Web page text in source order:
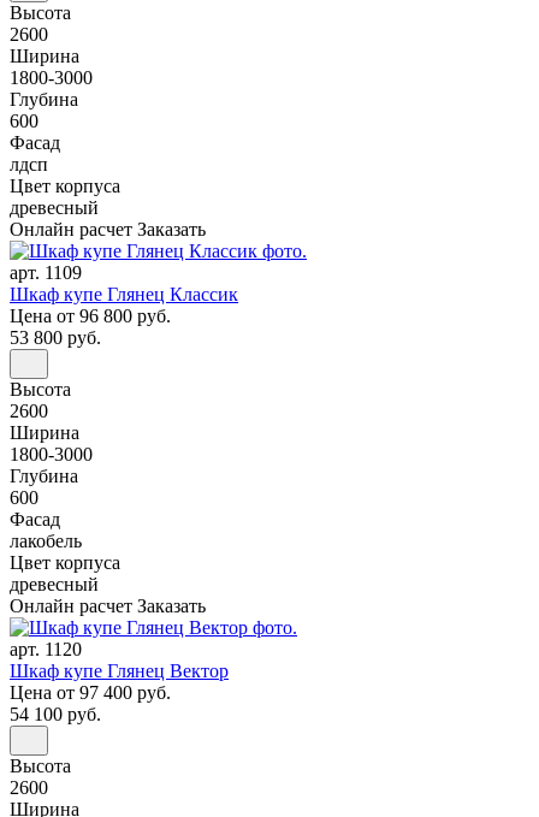
Высота
2600
Ширина
1800-3000
Глубина
600
Фасад
лдсп
Цвет корпуса
древесный
Онлайн расчет Заказать
арт. 1109
Шкаф купе Глянец Классик
Цена от 96 800 руб.
53 800 руб.
Высота
2600
Ширина
1800-3000
Глубина
600
Фасад
лакобель
Цвет корпуса
древесный
Онлайн расчет Заказать
арт. 1120
Шкаф купе Глянец Вектор
Цена от 97 400 руб.
54 100 руб.
Высота
2600
Ширина